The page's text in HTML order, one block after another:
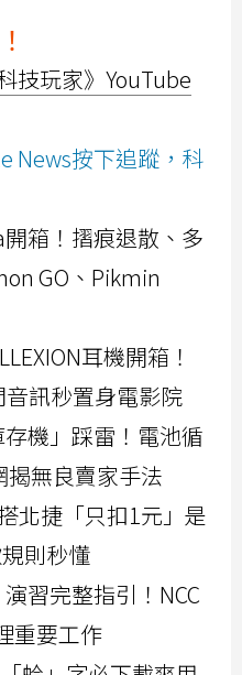
技玩家》YouTube
News按下追蹤，科
箱！摺痕退散、多
GO、Pikmin
耳機開箱！
訊秒置身電影院
機」踩雷！電池循
無良賣家手法
北捷「只扣1元」是
則秒懂
習完整指引！NCC
重要工作